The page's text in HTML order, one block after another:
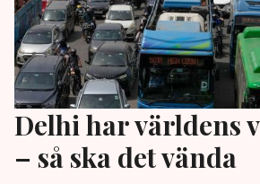
Delhi har världens
– så ska det vända